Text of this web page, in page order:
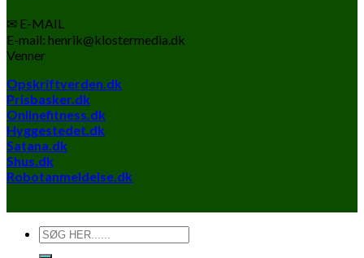
✉ E-MAIL
E-mail: henrik@klostermedia.dk
Venner
Opskriftverden.dk
Prisbasker.dk
Onlinefitness.dk
Hyggestedet.dk
Satana.dk
Shus.dk
Robotanmeldelse.dk
Søg
efter: